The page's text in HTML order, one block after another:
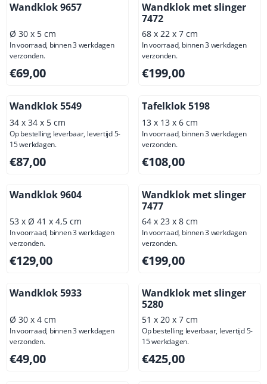
Wandklok 9657
Ø 30 x 5 cm
In voorraad, binnen 3 werkdagen
verzonden.
Prijs: 69,00, exclusief btw: 57,02
€69,00
Wandklok met slinger
7472
68 x 22 x 7 cm
In voorraad, binnen 3 werkdagen
verzonden.
Prijs: 199,00, exclusief btw:
€199,00
Wandklok 5549
34 x 34 x 5 cm
Op bestelling leverbaar, levertijd 5-
15 werkdagen.
Prijs: 87,00, exclusief btw: 71,90
€87,00
Tafelklok 5198
13 x 13 x 6 cm
In voorraad, binnen 3 werkdagen
verzonden.
Prijs: 108,00, exclusief btw:
€108,00
Wandklok 9604
53 x Ø 41 x 4,5 cm
In voorraad, binnen 3 werkdagen
verzonden.
Prijs: 129,00, exclusief btw: 106,61
€129,00
Wandklok met slinger
7477
64 x 23 x 8 cm
In voorraad, binnen 3 werkdagen
verzonden.
Prijs: 199,00, exclusief btw:
€199,00
Wandklok 5933
Ø 30 x 4 cm
In voorraad, binnen 3 werkdagen
verzonden.
Prijs: 49,00, exclusief btw: 40,50
€49,00
Wandklok met slinger
5280
51 x 20 x 7 cm
Op bestelling leverbaar, levertijd 5-
15 werkdagen.
Prijs: 425,00, exclusief btw:
€425,00